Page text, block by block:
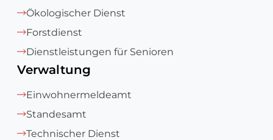
Ökologischer Dienst
Forstdienst
Dienstleistungen für Senioren
Verwaltung
Einwohnermeldeamt
Standesamt
Technischer Dienst